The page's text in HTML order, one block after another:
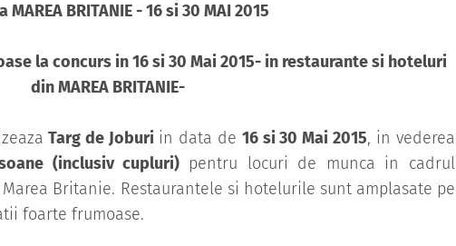
MAREA BRITANIE - 16 si 30 MAI 2015
la concurs in 16 si 30 Mai 2015- in restaurante si hoteluri
din MAREA BRITANIE-
Targ de Joburi in data de 16 si 30 Mai 2015, in vederea
(inclusiv cupluri) pentru locuri de munca in cadrul
Britanie. Restaurantele si hotelurile sunt amplasate pe
foarte frumoase.